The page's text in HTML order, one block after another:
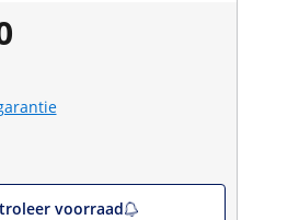
voorraad